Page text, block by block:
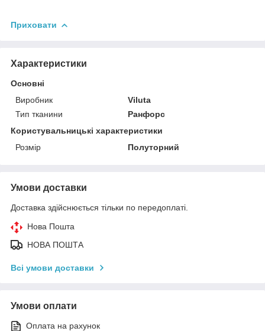
Приховати
Характеристики
Основні
Виробник
Viluta
Тип тканини
Ранфорс
Користувальницькі характеристики
Розмір
Полуторний
Умови доставки
Доставка здійснюється тільки по передоплаті.
Нова Пошта
НОВА ПОШТА
Всі умови доставки
Умови оплати
Оплата на рахунок